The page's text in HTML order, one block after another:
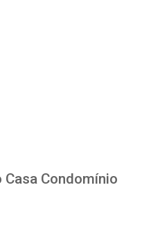
Casa Condomínio